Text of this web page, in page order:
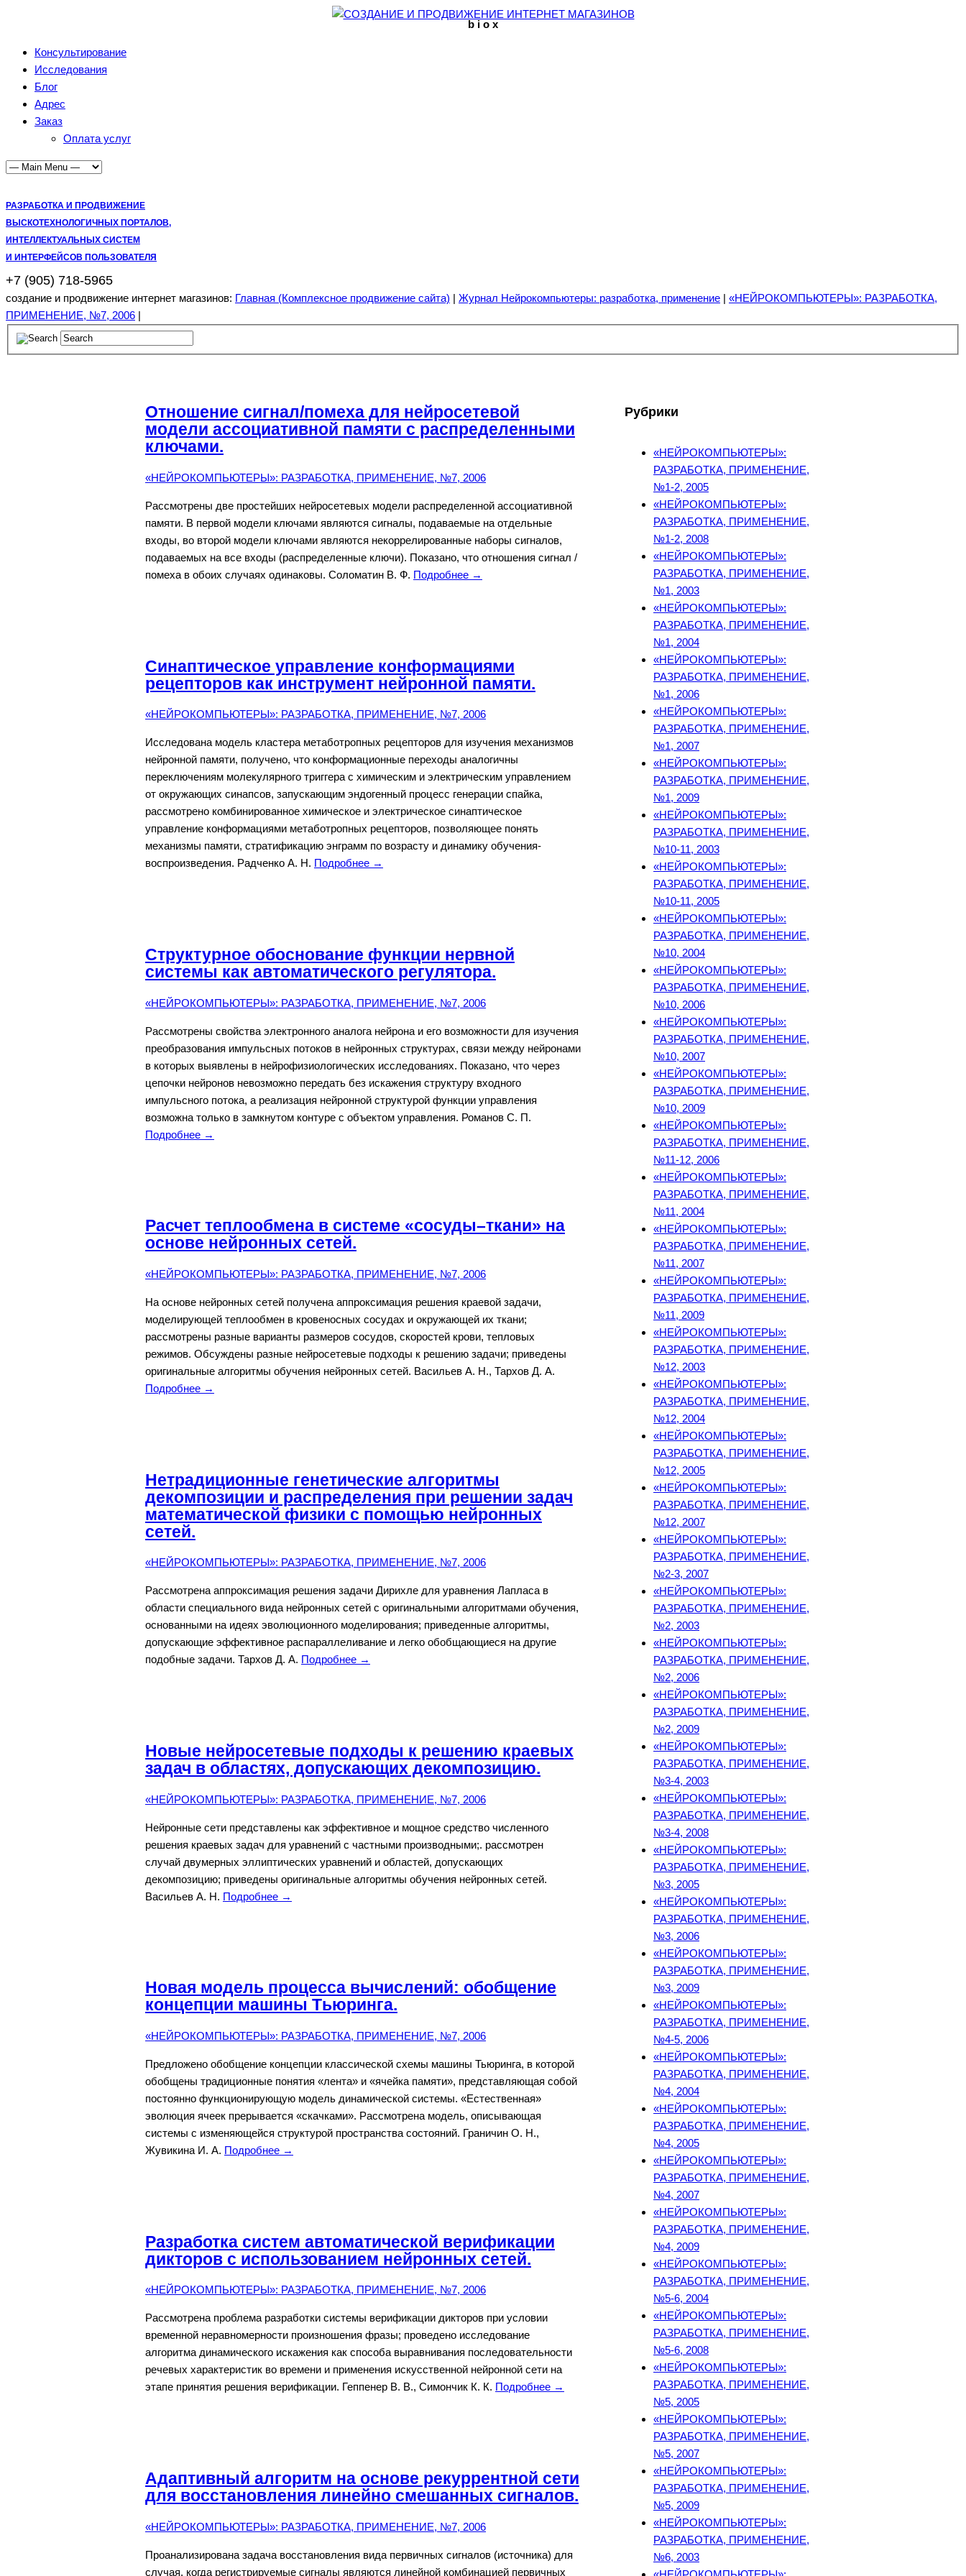
b i o x
Консультирование
Исследования
Блог
Адрес
Заказ
Оплата услуг
РАЗРАБОТКА И ПРОДВИЖЕНИЕ
ВЫСКОТЕХНОЛОГИЧНЫХ ПОРТАЛОВ,
ИНТЕЛЛЕКТУАЛЬНЫХ СИСТЕМ
И ИНТЕРФЕЙСОВ ПОЛЬЗОВАТЕЛЯ
+7 (905) 718-5965
создание и продвижение интернет магазинов: Главная (Комплексное продвижение сайта) | Журнал Нейрокомпьютеры: разработка, применение | «НЕЙРОКОМПЬЮТЕРЫ»: РАЗРАБОТКА,
ПРИМЕНЕНИЕ, №7, 2006 |
Отношение сигнал/помеха для нейросетевой
модели ассоциативной памяти с распределенными
ключами.
«НЕЙРОКОМПЬЮТЕРЫ»: РАЗРАБОТКА, ПРИМЕНЕНИЕ, №7, 2006
Рассмотрены две простейших нейросетевых модели распределенной ассоциативной
памяти. В первой модели ключами являются сигналы, подаваемые на отдельные
входы, во второй модели ключами являются некоррелированные наборы сигналов,
подаваемых на все входы (распределенные ключи). Показано, что отношения сигнал /
помеха в обоих случаях одинаковы. Соломатин В. Ф. Подробнее →
Синаптическое управление конформациями
рецепторов как инструмент нейронной памяти.
«НЕЙРОКОМПЬЮТЕРЫ»: РАЗРАБОТКА, ПРИМЕНЕНИЕ, №7, 2006
Исследована модель кластера метаботропных рецепторов для изучения механизмов
нейронной памяти, получено, что конформационные переходы аналогичны
переключениям молекулярного триггера с химическим и электрическим управлением
от окружающих синапсов, запускающим эндогенный процесс генерации спайка,
рассмотрено комбинированное химическое и электрическое синаптическое
управление конформациями метаботропных рецепторов, позволяющее понять
механизмы памяти, стратификацию энграмм по возрасту и динамику обучения-
воспроизведения. Радченко А. Н. Подробнее →
Структурное обоснование функции нервной
системы как автоматического регулятора.
«НЕЙРОКОМПЬЮТЕРЫ»: РАЗРАБОТКА, ПРИМЕНЕНИЕ, №7, 2006
Рассмотрены свойства электронного аналога нейрона и его возможности для изучения
преобразования импульсных потоков в нейронных структурах, связи между нейронами
в которых выявлены в нейрофизиологических исследованиях. Показано, что через
цепочки нейронов невозможно передать без искажения структуру входного
импульсного потока, а реализация нейронной структурой функции управления
возможна только в замкнутом контуре с объектом управления. Романов С. П.
Подробнее →
Расчет теплообмена в системе «сосуды–ткани» на
основе нейронных сетей.
«НЕЙРОКОМПЬЮТЕРЫ»: РАЗРАБОТКА, ПРИМЕНЕНИЕ, №7, 2006
На основе нейронных сетей получена аппроксимация решения краевой задачи,
моделирующей теплообмен в кровеносных сосудах и окружающей их ткани;
рассмотрены разные варианты размеров сосудов, скоростей крови, тепловых
режимов. Обсуждены разные нейросетевые подходы к решению задачи; приведены
оригинальные алгоритмы обучения нейронных сетей. Васильев А. Н., Тархов Д. А.
Подробнее →
Нетрадиционные генетические алгоритмы
декомпозиции и распределения при решении задач
математической физики с помощью нейронных
сетей.
«НЕЙРОКОМПЬЮТЕРЫ»: РАЗРАБОТКА, ПРИМЕНЕНИЕ, №7, 2006
Рассмотрена аппроксимация решения задачи Дирихле для уравнения Лапласа в
области специального вида нейронных сетей с оригинальными алгоритмами обучения,
основанными на идеях эволюционного моделирования; приведенные алгоритмы,
допускающие эффективное распараллеливание и легко обобщающиеся на другие
подобные задачи. Тархов Д. А. Подробнее →
Новые нейросетевые подходы к решению краевых
задач в областях, допускающих декомпозицию.
«НЕЙРОКОМПЬЮТЕРЫ»: РАЗРАБОТКА, ПРИМЕНЕНИЕ, №7, 2006
Нейронные сети представлены как эффективное и мощное средство численного
решения краевых задач для уравнений с частными производными;. рассмотрен
случай двумерных эллиптических уравнений и областей, допускающих
декомпозицию; приведены оригинальные алгоритмы обучения нейронных сетей.
Васильев А. Н. Подробнее →
Новая модель процесса вычислений: обобщение
концепции машины Тьюринга.
«НЕЙРОКОМПЬЮТЕРЫ»: РАЗРАБОТКА, ПРИМЕНЕНИЕ, №7, 2006
Предложено обобщение концепции классической схемы машины Тьюринга, в которой
обобщены традиционные понятия «лента» и «ячейка памяти», представляющая собой
постоянно функционирующую модель динамической системы. «Естественная»
эволюция ячеек прерывается «скачками». Рассмотрена модель, описывающая
системы с изменяющейся структурой пространства состояний. Граничин О. Н.,
Жувикина И. А. Подробнее →
Разработка систем автоматической верификации
дикторов с использованием нейронных сетей.
«НЕЙРОКОМПЬЮТЕРЫ»: РАЗРАБОТКА, ПРИМЕНЕНИЕ, №7, 2006
Рассмотрена проблема разработки системы верификации дикторов при условии
временной неравномерности произношения фразы; проведено исследование
алгоритма динамического искажения как способа выравнивания последовательности
речевых характеристик во времени и применения искусственной нейронной сети на
этапе принятия решения верификации. Геппенер В. В., Симончик К. К. Подробнее →
Адаптивный алгоритм на основе рекуррентной сети
для восстановления линейно смешанных сигналов.
«НЕЙРОКОМПЬЮТЕРЫ»: РАЗРАБОТКА, ПРИМЕНЕНИЕ, №7, 2006
Проанализирована задача восстановления вида первичных сигналов (источника) для
случая, когда регистрируемые сигналы являются линейной комбинацией первичных
Рубрики
«НЕЙРОКОМПЬЮТЕРЫ»:
РАЗРАБОТКА, ПРИМЕНЕНИЕ,
№1-2, 2005
«НЕЙРОКОМПЬЮТЕРЫ»:
РАЗРАБОТКА, ПРИМЕНЕНИЕ,
№1-2, 2008
«НЕЙРОКОМПЬЮТЕРЫ»:
РАЗРАБОТКА, ПРИМЕНЕНИЕ,
№1, 2003
«НЕЙРОКОМПЬЮТЕРЫ»:
РАЗРАБОТКА, ПРИМЕНЕНИЕ,
№1, 2004
«НЕЙРОКОМПЬЮТЕРЫ»:
РАЗРАБОТКА, ПРИМЕНЕНИЕ,
№1, 2006
«НЕЙРОКОМПЬЮТЕРЫ»:
РАЗРАБОТКА, ПРИМЕНЕНИЕ,
№1, 2007
«НЕЙРОКОМПЬЮТЕРЫ»:
РАЗРАБОТКА, ПРИМЕНЕНИЕ,
№1, 2009
«НЕЙРОКОМПЬЮТЕРЫ»:
РАЗРАБОТКА, ПРИМЕНЕНИЕ,
№10-11, 2003
«НЕЙРОКОМПЬЮТЕРЫ»:
РАЗРАБОТКА, ПРИМЕНЕНИЕ,
№10-11, 2005
«НЕЙРОКОМПЬЮТЕРЫ»:
РАЗРАБОТКА, ПРИМЕНЕНИЕ,
№10, 2004
«НЕЙРОКОМПЬЮТЕРЫ»:
РАЗРАБОТКА, ПРИМЕНЕНИЕ,
№10, 2006
«НЕЙРОКОМПЬЮТЕРЫ»:
РАЗРАБОТКА, ПРИМЕНЕНИЕ,
№10, 2007
«НЕЙРОКОМПЬЮТЕРЫ»:
РАЗРАБОТКА, ПРИМЕНЕНИЕ,
№10, 2009
«НЕЙРОКОМПЬЮТЕРЫ»:
РАЗРАБОТКА, ПРИМЕНЕНИЕ,
№11-12, 2006
«НЕЙРОКОМПЬЮТЕРЫ»:
РАЗРАБОТКА, ПРИМЕНЕНИЕ,
№11, 2004
«НЕЙРОКОМПЬЮТЕРЫ»:
РАЗРАБОТКА, ПРИМЕНЕНИЕ,
№11, 2007
«НЕЙРОКОМПЬЮТЕРЫ»:
РАЗРАБОТКА, ПРИМЕНЕНИЕ,
№11, 2009
«НЕЙРОКОМПЬЮТЕРЫ»:
РАЗРАБОТКА, ПРИМЕНЕНИЕ,
№12, 2003
«НЕЙРОКОМПЬЮТЕРЫ»:
РАЗРАБОТКА, ПРИМЕНЕНИЕ,
№12, 2004
«НЕЙРОКОМПЬЮТЕРЫ»:
РАЗРАБОТКА, ПРИМЕНЕНИЕ,
№12, 2005
«НЕЙРОКОМПЬЮТЕРЫ»:
РАЗРАБОТКА, ПРИМЕНЕНИЕ,
№12, 2007
«НЕЙРОКОМПЬЮТЕРЫ»:
РАЗРАБОТКА, ПРИМЕНЕНИЕ,
№2-3, 2007
«НЕЙРОКОМПЬЮТЕРЫ»:
РАЗРАБОТКА, ПРИМЕНЕНИЕ,
№2, 2003
«НЕЙРОКОМПЬЮТЕРЫ»:
РАЗРАБОТКА, ПРИМЕНЕНИЕ,
№2, 2006
«НЕЙРОКОМПЬЮТЕРЫ»:
РАЗРАБОТКА, ПРИМЕНЕНИЕ,
№2, 2009
«НЕЙРОКОМПЬЮТЕРЫ»:
РАЗРАБОТКА, ПРИМЕНЕНИЕ,
№3-4, 2003
«НЕЙРОКОМПЬЮТЕРЫ»:
РАЗРАБОТКА, ПРИМЕНЕНИЕ,
№3-4, 2008
«НЕЙРОКОМПЬЮТЕРЫ»:
РАЗРАБОТКА, ПРИМЕНЕНИЕ,
№3, 2005
«НЕЙРОКОМПЬЮТЕРЫ»:
РАЗРАБОТКА, ПРИМЕНЕНИЕ,
№3, 2006
«НЕЙРОКОМПЬЮТЕРЫ»:
РАЗРАБОТКА, ПРИМЕНЕНИЕ,
№3, 2009
«НЕЙРОКОМПЬЮТЕРЫ»:
РАЗРАБОТКА, ПРИМЕНЕНИЕ,
№4-5, 2006
«НЕЙРОКОМПЬЮТЕРЫ»:
РАЗРАБОТКА, ПРИМЕНЕНИЕ,
№4, 2004
«НЕЙРОКОМПЬЮТЕРЫ»:
РАЗРАБОТКА, ПРИМЕНЕНИЕ,
№4, 2005
«НЕЙРОКОМПЬЮТЕРЫ»:
РАЗРАБОТКА, ПРИМЕНЕНИЕ,
№4, 2007
«НЕЙРОКОМПЬЮТЕРЫ»:
РАЗРАБОТКА, ПРИМЕНЕНИЕ,
№4, 2009
«НЕЙРОКОМПЬЮТЕРЫ»:
РАЗРАБОТКА, ПРИМЕНЕНИЕ,
№5-6, 2004
«НЕЙРОКОМПЬЮТЕРЫ»:
РАЗРАБОТКА, ПРИМЕНЕНИЕ,
№5-6, 2008
«НЕЙРОКОМПЬЮТЕРЫ»:
РАЗРАБОТКА, ПРИМЕНЕНИЕ,
№5, 2005
«НЕЙРОКОМПЬЮТЕРЫ»:
РАЗРАБОТКА, ПРИМЕНЕНИЕ,
№5, 2007
«НЕЙРОКОМПЬЮТЕРЫ»:
РАЗРАБОТКА, ПРИМЕНЕНИЕ,
№5, 2009
«НЕЙРОКОМПЬЮТЕРЫ»:
РАЗРАБОТКА, ПРИМЕНЕНИЕ,
№6, 2003